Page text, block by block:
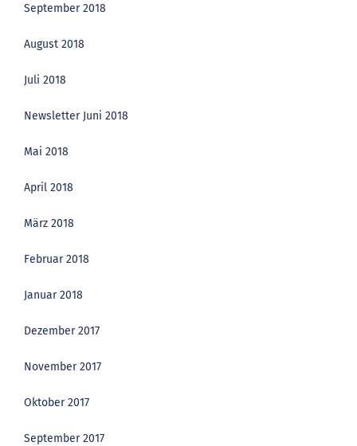
September 2018
August 2018
Juli 2018
Newsletter Juni 2018
Mai 2018
April 2018
März 2018
Februar 2018
Januar 2018
Dezember 2017
November 2017
Oktober 2017
September 2017